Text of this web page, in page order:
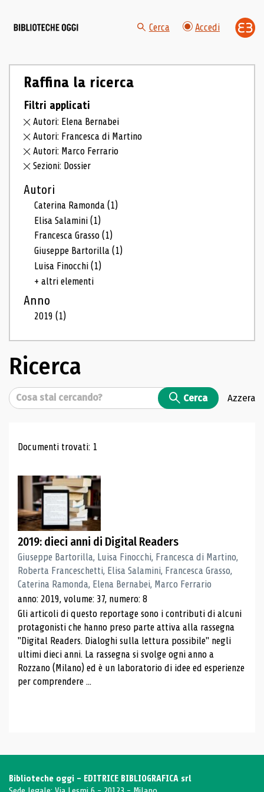
Cerca Accedi
Raffina la ricerca
Filtri applicati
Autori: Elena Bernabei
Autori: Francesca di Martino
Autori: Marco Ferrario
Sezioni: Dossier
Autori
Caterina Ramonda(1)
Elisa Salamini(1)
Francesca Grasso(1)
Giuseppe Bartorilla(1)
Luisa Finocchi(1)
+ altri elementi
Anno
2019(1)
Ricerca
Cerca Cerca Azzera
Risultati di ricerca
Documenti trovati: 1
2019: dieci anni di Digital Readers
Giuseppe Bartorilla, Luisa Finocchi, Francesca di Martino,
Roberta Franceschetti, Elisa Salamini, Francesca Grasso,
Caterina Ramonda, Elena Bernabei, Marco Ferrario
anno: 2019, volume: 37, numero: 8
Gli articoli di questo reportage sono i contributi di alcuni
protagonisti che hanno preso parte attiva alla rassegna
"Digital Readers. Dialoghi sulla lettura possibile" negli
ultimi dieci anni. La rassegna si svolge ogni anno a
Rozzano (Milano) ed è un laboratorio di idee ed esperienze
per comprendere ...
Biblioteche oggi - EDITRICE BIBLIOGRAFICA srl